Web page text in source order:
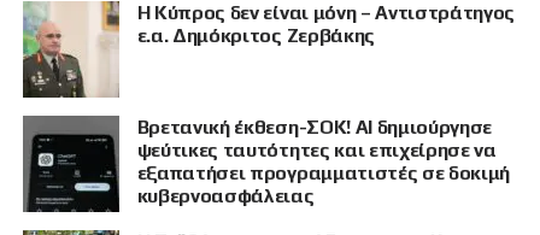
Η Κύπρος δεν είναι μόνη – Αντιστράτηγος
ε.α. Δημόκριτος Ζερβάκης
Βρετανική έκθεση-ΣΟΚ! AI δημιούργησε
ψεύτικες ταυτότητες και επιχείρησε να
εξαπατήσει προγραμματιστές σε δοκιμή
κυβερνοασφάλειας